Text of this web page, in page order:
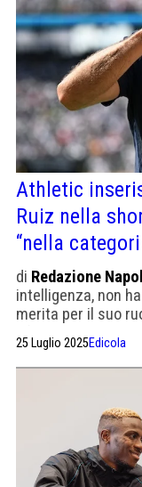
Athletic
Ruiz nella
“nella
di Redazione
intelligenza, non
merita per il suo
25 Luglio 2025Edicola